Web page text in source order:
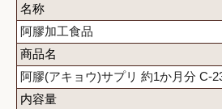
名称
阿膠加工食品
商品名
阿膠(アキョウ)サプリ 約1か月分 C-
内容量